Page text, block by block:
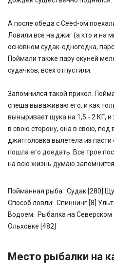
А после обеда с Ceed-ом
Ловили все на джиг (а кто и на
основном судак-одногодка,
Поймали также пару окуней
судачков, всех отпустили.
Запомнился такой прикол.
спеша вываживаю его, и как
выныривает щука на 1,5 - 2 КГ, и
в свою сторону, она в свою, под
джигголовка вылетела из
пошла его доедать. Все трое
на всю жизнь думаю запомнится.
Пойманная рыба: Судак [280]
Способ ловли: Спиннинг [8]
Водоем: Рыбалка на
Ольховке [482]
Место рыбалки на